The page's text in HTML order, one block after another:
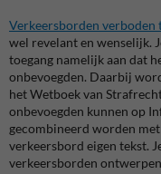
Verkeersborden verboden
wel revelant en wenselijk.
toegang namelijk aan dat
onbevoegden. Daarbij
het Wetboek van
onbevoegden kunnen op
gecombineerd worden
verkeersbord eigen tekst.
verkeersborden